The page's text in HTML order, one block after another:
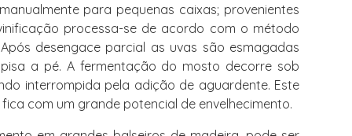
para pequenas caixas; provenientes
processa-se de acordo com o método
desengace parcial as uvas são esmagadas
a pé. A fermentação do mosto decorre sob
interrompida pela adição de aguardente. Este
com um grande potencial de envelhecimento.